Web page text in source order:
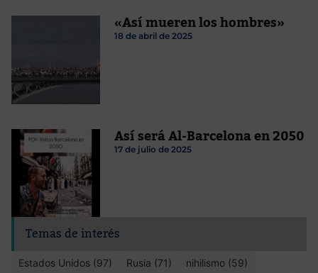
«Así mueren los hombres»
18 de abril de 2025
Así será Al-Barcelona en 2050
17 de julio de 2025
Temas de interés
Estados Unidos (97) Rusia (71)
nihilismo (59)